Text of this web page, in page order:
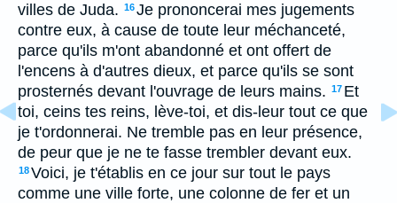
villes de Juda. 16Je prononcerai mes jugements
contre eux, à cause de toute leur méchanceté,
parce qu'ils m'ont abandonné et ont offert de
l'encens à d'autres dieux, et parce qu'ils se sont
prosternés devant l'ouvrage de leurs mains. 17 Et
toi, ceins tes reins, lève-toi, et dis-leur tout ce que
je t'ordonnerai. Ne tremble pas en leur présence,
de peur que je ne te fasse trembler devant eux.
18Voici, je t'établis en ce jour sur tout le pays
comme une ville forte, une colonne de fer et un